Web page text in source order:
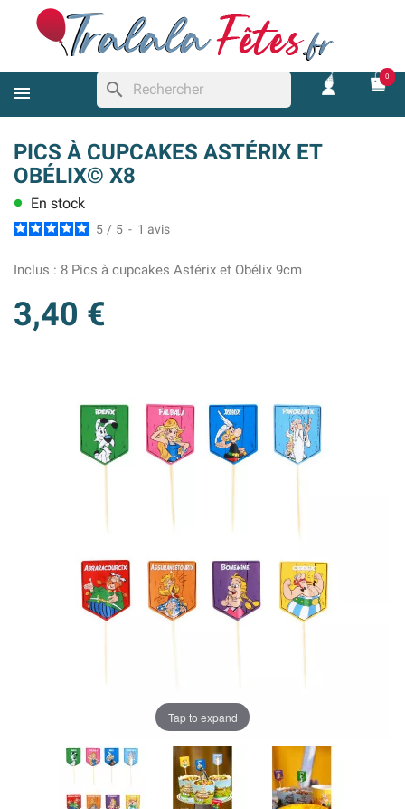
search
0
PICS À CUPCAKES ASTÉRIX ET
OBÉLIX© X8
lens En stock
5 / 5 - 1 avis
Inclus : 8 Pics à cupcakes Astérix et Obélix 9cm
3,40 €
Tap to expand